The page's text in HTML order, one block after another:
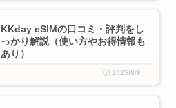
KKday eSIMの口コミ・評判をし
っかり解説（使い方やお得情報も
あり）
2025/8/8